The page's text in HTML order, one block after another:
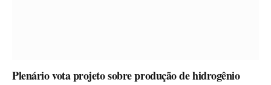
Plenário vota projeto sobre produção de hidrogênio